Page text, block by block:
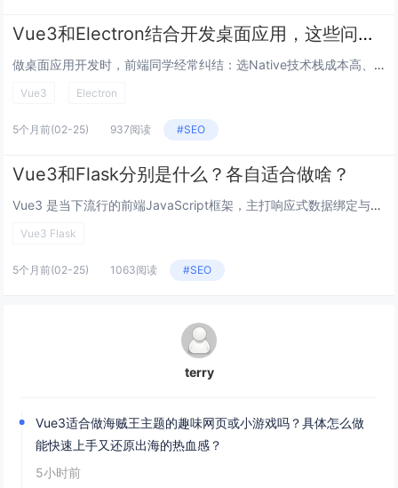
Vue3和Electron结合开发桌面应用，这些问题你搞懂了吗？
做桌面应用开发时，前端同学经常纠结：选Native技术栈成本高、跨平台麻烦；纯Web应用又够不着系统级能力，把Vue3和...
Vue3 Electron
5个月前(02-25) 937阅读 #SEO
Vue3和Flask分别是什么？各自适合做啥？
Vue3 是当下流行的前端JavaScript框架，主打响应式数据绑定与组件化开发，借助组合式API（Compositi...
Vue3 Flask
5个月前(02-25) 1063阅读 #SEO
terry
Vue3适合做海贼王主题的趣味网页或小游戏吗？具体怎么做
能快速上手又还原出海的热血感？
5小时前